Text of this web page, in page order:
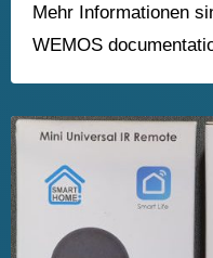
Mehr Informationen
WEMOS